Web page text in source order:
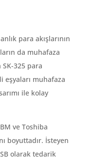
para akışlarının
da muhafaza
325 para
eşyaları muhafaza
ile kolay
ve Toshiba
boyuttadır. İsteyen
olarak tedarik